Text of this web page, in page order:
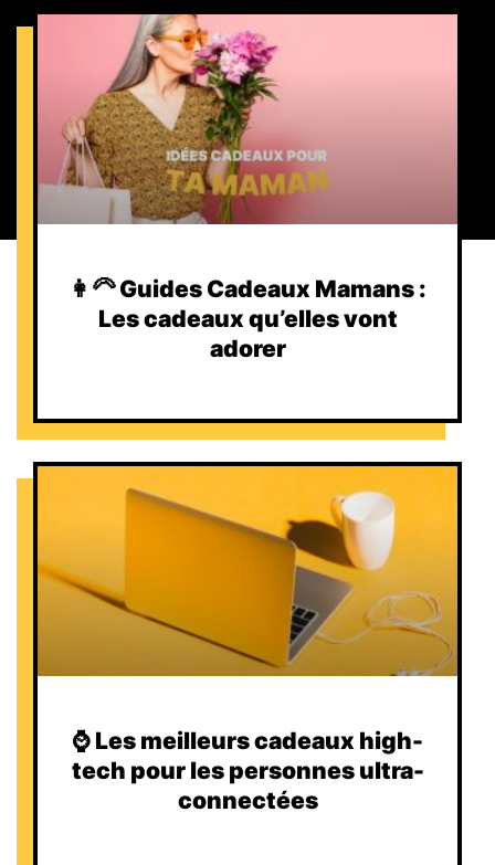
👩‍🦳 Guides Cadeaux Mamans :
Les cadeaux qu’elles vont
adorer
⌚️ Les meilleurs cadeaux high-
tech pour les personnes ultra-
connectées